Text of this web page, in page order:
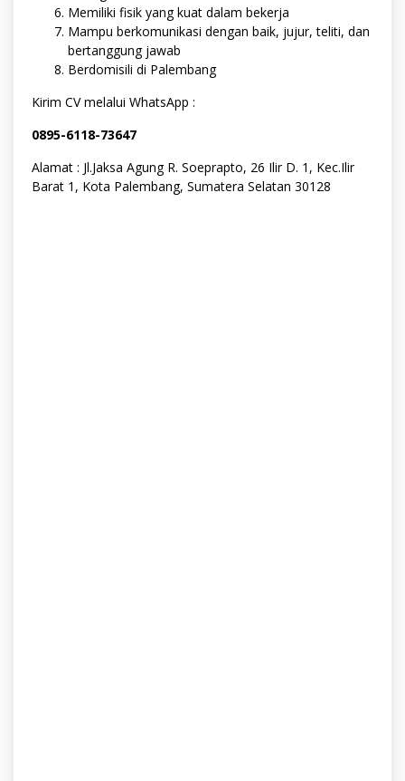
Memiliki fisik yang kuat dalam bekerja
Mampu berkomunikasi dengan baik, jujur, teliti, dan
bertanggung jawab
Berdomisili di Palembang
Kirim CV melalui WhatsApp :
0895-6118-73647
Alamat : Jl.Jaksa Agung R. Soeprapto, 26 Ilir D. 1, Kec.Ilir
Barat 1, Kota Palembang, Sumatera Selatan 30128